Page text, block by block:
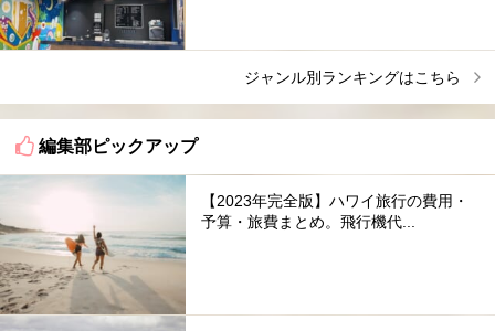
ジャンル別ランキングはこちら
編集部ピックアップ
【2023年完全版】ハワイ旅行の費用・
予算・旅費まとめ。飛行機代...